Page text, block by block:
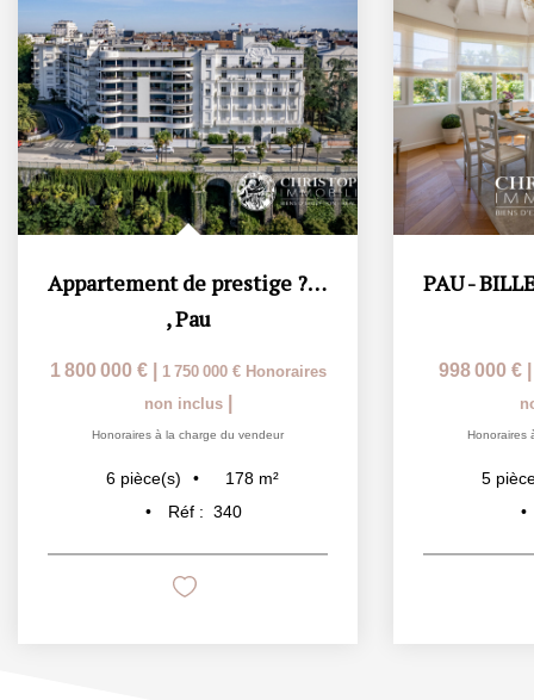
Appartement de prestige ? Pau, Boulevard des Pyrénées...
,Pau
1 800 000 € 1 750 000 € Honoraires
non inclus
Honoraires à la charge du vendeur
6 pièce(s) 178 m²
Réf : 340
998 000 €
Honoraires
5